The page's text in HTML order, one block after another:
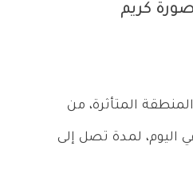
كريم
المتأثرة، من
اليوم، لمدة تصل إلى